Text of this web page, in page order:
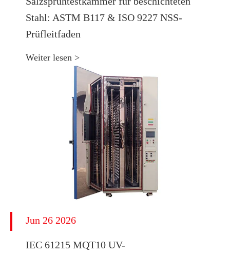
Stahl: ASTM B117 & ISO 9227 NSS-
Prüfleitfaden
Weiter lesen >
Jun 26 2026
IEC 61215 MQT10 UV-